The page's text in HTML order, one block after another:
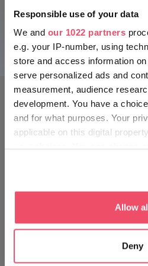
Responsible use of your data
We and our 1022 partners
e.g. your IP-number, using
store and access information
serve personalized ads and
measurement, audience
development. You have a
and for what purposes. Your
applicable on this digital
If you allow, we would also like
which can be accurate to
Identify your device by
specific characteristics
Allow
Deny
skladišča in prostor za
utrdbe trenutno ni na
razstav na prostem in
območje še vedno z
ena vaših prvih destinacij pri
oglejte si jo med daljšim
po vijugasti stezi Szirtes in
zagledali gričevnato
poležavate v travi.
POTUJTE